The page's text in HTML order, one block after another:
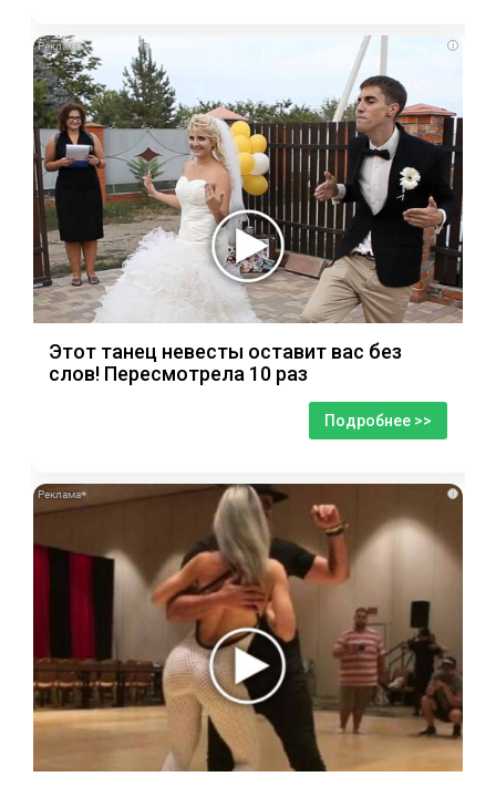
i
Этот танец невесты оставит вас без
слов! Пересмотрела 10 раз
Подробнее >>
i